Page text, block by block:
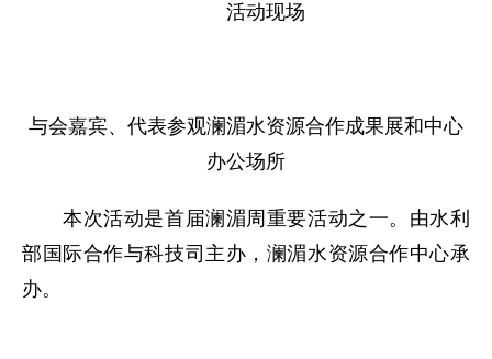
活动现场
与会嘉宾、代表参观澜湄水资源合作成果展和中心
办公场所
本次活动是首届澜湄周重要活动之一。由水利
部国际合作与科技司主办，澜湄水资源合作中心承
办。